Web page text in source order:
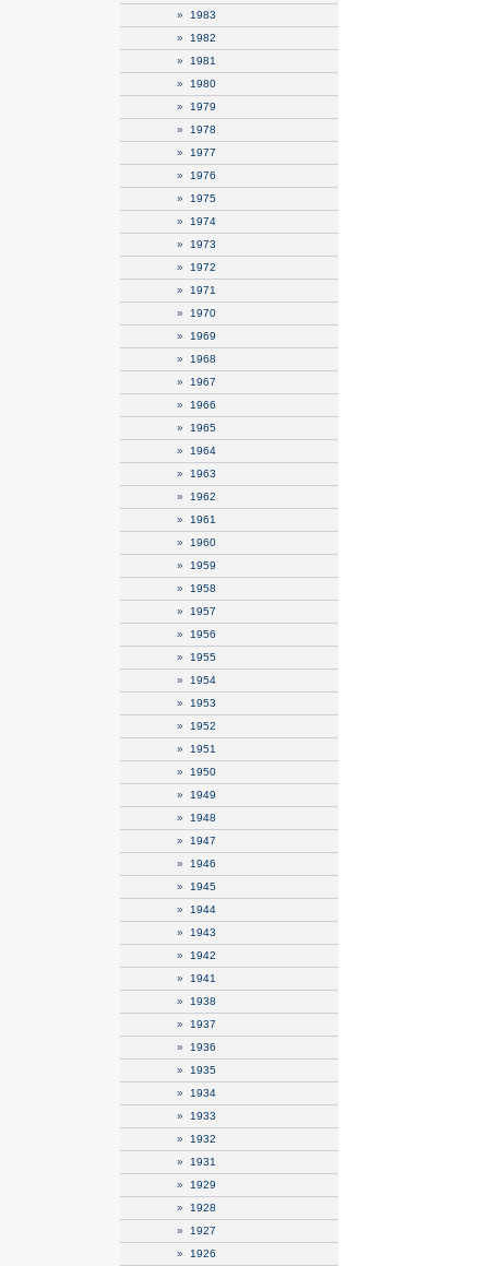
» 1983
» 1982
» 1981
» 1980
» 1979
» 1978
» 1977
» 1976
» 1975
» 1974
» 1973
» 1972
» 1971
» 1970
» 1969
» 1968
» 1967
» 1966
» 1965
» 1964
» 1963
» 1962
» 1961
» 1960
» 1959
» 1958
» 1957
» 1956
» 1955
» 1954
» 1953
» 1952
» 1951
» 1950
» 1949
» 1948
» 1947
» 1946
» 1945
» 1944
» 1943
» 1942
» 1941
» 1938
» 1937
» 1936
» 1935
» 1934
» 1933
» 1932
» 1931
» 1929
» 1928
» 1927
» 1926